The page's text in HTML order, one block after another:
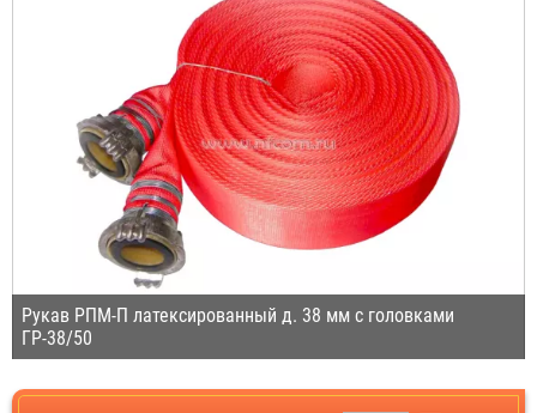
Рукав РПМ-П латексированный д. 38 мм с головками
ГР-38/50